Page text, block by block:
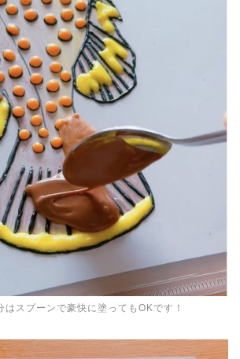
はスプーンで豪快に塗ってもOKです！